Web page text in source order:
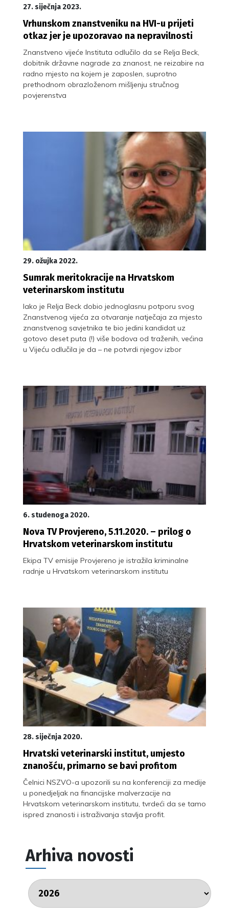
27. siječnja 2023.
Vrhunskom znanstveniku na HVI-u prijeti
otkaz jer je upozoravao na nepravilnosti
Znanstveno vijeće Instituta odlučilo da se Relja Beck,
dobitnik državne nagrade za znanost, ne reizabire na
radno mjesto na kojem je zaposlen, suprotno
prethodnom obrazloženom mišljenju stručnog
povjerenstva
29. ožujka 2022.
Sumrak meritokracije na Hrvatskom
veterinarskom institutu
Iako je Relja Beck dobio jednoglasnu potporu svog
Znanstvenog vijeća za otvaranje natječaja za mjesto
znanstvenog savjetnika te bio jedini kandidat uz
gotovo deset puta (!) više bodova od traženih, većina
u Vijeću odlučila je da – ne potvrdi njegov izbor
6. studenoga 2020.
Nova TV Provjereno, 5.11.2020. – prilog o
Hrvatskom veterinarskom institutu
Ekipa TV emisije Provjereno je istražila kriminalne
radnje u Hrvatskom veterinarskom institutu
28. siječnja 2020.
Hrvatski veterinarski institut, umjesto
znanošću, primarno se bavi profitom
Čelnici NSZVO-a upozorili su na konferenciji za medije
u ponedjeljak na financijske malverzacije na
Hrvatskom veterinarskom institutu, tvrdeći da se tamo
ispred znanosti i istraživanja stavlja profit.
Arhiva novosti